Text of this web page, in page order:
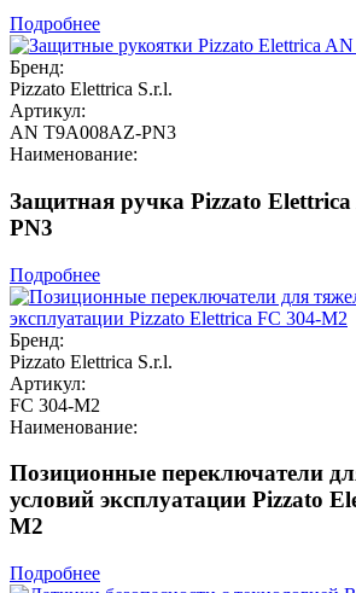
Подробнее
Бренд:
Pizzato Elettrica S.r.l.
Артикул:
AN T9A008AZ-PN3
Наименование:
Защитная ручка Pizzato
PN3
Подробнее
Бренд:
Pizzato Elettrica S.r.l.
Артикул:
FC 304-M2
Наименование:
Позиционные переключатели
условий эксплуатации Pizzato
M2
Подробнее